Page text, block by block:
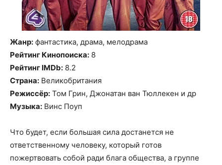
Жанр: фантастика, драма, мелодрама
Рейтинг Кинопоиска: 8
Рейтинг IMDb: 8.2
Страна: Великобритания
Режиссёр: Том Грин, Джонатан ван Тюллекен и др
Музыка: Винс Поуп
Что будет, если большая сила достанется не
ответственному человеку, который готов
пожертвовать собой ради блага общества, а группе